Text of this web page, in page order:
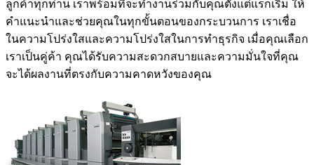
ลูกค้าทุกท่าน เราพร้อมที่จะทำงานร่วมกับคุณตั้งแต่แรกเริ่ม ให้
คำแนะนำและช่วยคุณในทุกขั้นตอนของกระบวนการ เราเชื่อ
ในความโปร่งใสและความโปร่งใสในการทำธุรกิจ เมื่อคุณเลือก
เราเป็นคู่ค้า คุณได้รับความสะดวกสบายและความมั่นใจที่คุณ
จะได้ผลงานที่ตรงกับความคาดหวังของคุณ